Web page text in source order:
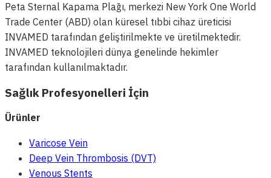
Peta Sternal Kapama Plağı, merkezi New York One World
Trade Center (ABD) olan küresel tıbbi cihaz üreticisi
INVAMED tarafından geliştirilmekte ve üretilmektedir.
INVAMED teknolojileri dünya genelinde hekimler
tarafından kullanılmaktadır.
Sağlık Profesyonelleri İçin
Ürünler
Varicose Vein
Deep Vein Thrombosis (DVT)
Venous Stents